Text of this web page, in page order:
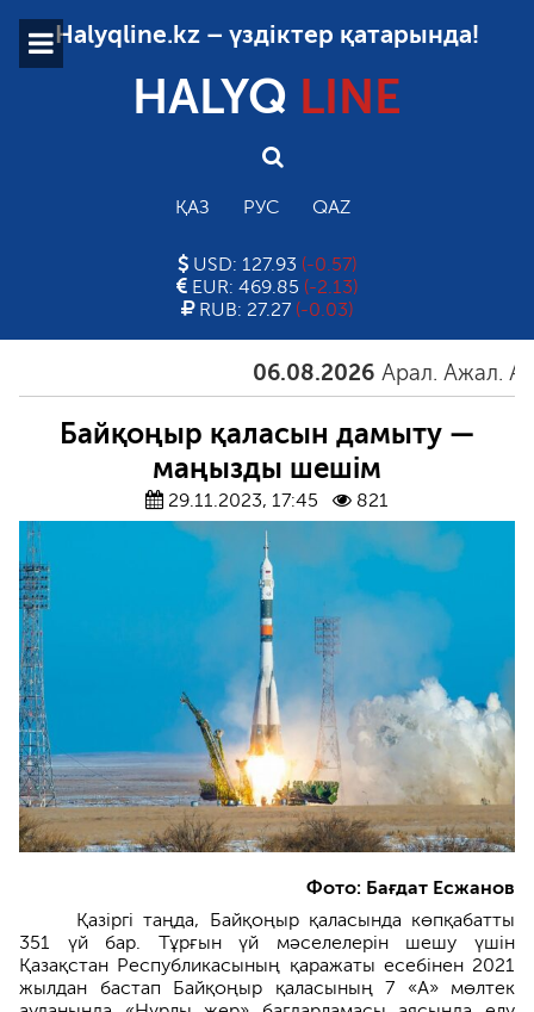
Halyqline.kz – үздіктер қатарында!
HALYQ LINE
ҚАЗ РУС QAZ
USD: 127.93 (-0.57)
EUR: 469.85 (-2.13)
RUB: 27.27 (-0.03)
06.08.2026 Арал. Ажал.
Байқоңыр қаласын дамыту —
маңызды шешім
29.11.2023, 17:45 821
Фото: Бағдат Есжанов
Қазіргі таңда, Байқоңыр қаласында көпқабатты
351 үй бар. Тұрғын үй мәселелерін шешу үшін
Қазақстан Республикасының қаражаты есебінен 2021
жылдан бастап Байқоңыр қаласының 7 «А» мөлтек